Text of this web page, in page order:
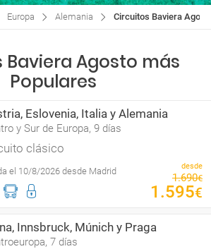
Europa Alemania Circuitos Baviera
Baviera Agosto más
Populares
Eslovenia, Italia y Alemania
y Sur de Europa, 9 días
clásico
el 10/8/2026 desde Madrid desde
1.690€
1 .595€
Innsbruck, Múnich y Praga
7 días